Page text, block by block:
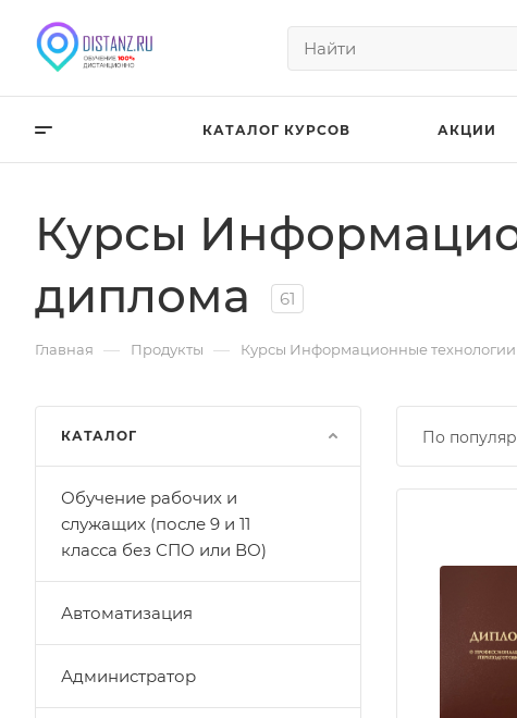
КАТАЛОГ КУРСОВ АКЦИИ
Курсы
диплома
61
Главная — Продукты — Курсы Информационные
По
КАТАЛОГ
Обучение рабочих и
служащих (после 9 и 11
класса без СПО или ВО)
Автоматизация
Администратор